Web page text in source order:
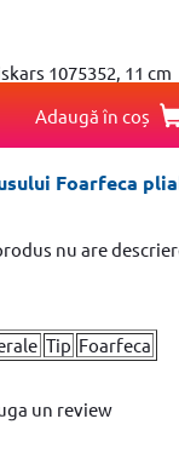
1075352, 11 cm
Adaugă în coș
Foarfeca
nu are
Tip Foarfeca
un review